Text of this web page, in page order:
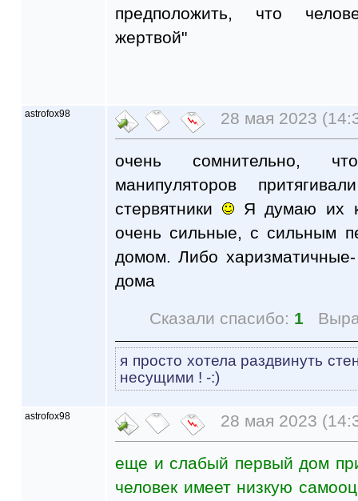
предположить, что
жертвой"
astrofox98 28 мая 2023
очень сомнительно,
манипуляторов
стервятники
Я думаю их
очень сильные, с сильным
домом. Либо
дома
Сказали спасибо: 1
я просто хотела раздвинуть
несущими ! -:)
astrofox98 28 мая 2023
еще и слабый первый дом
человек имеет низкую